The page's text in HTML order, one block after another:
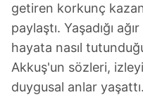
getiren korkunç
paylaştı. Yaşadığı
hayata nasıl
Akkuş'un sözleri,
duygusal anlar yaşattı.